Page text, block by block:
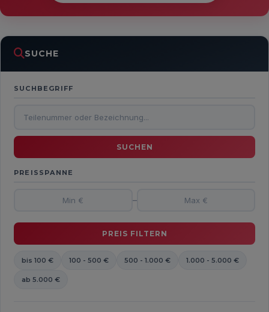
SUCHE
SUCHBEGRIFF
PREISSPANNE
–
bis 100 € 100 - 500 € 500 - 1.000 € 1.000 - 5.000 €
ab 5.000 €